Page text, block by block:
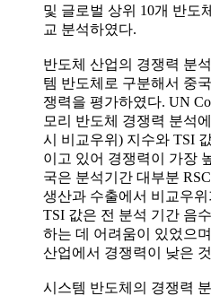
및 글로벌 상위 10개 반도
교 분석하였다.
반도체 산업의 경쟁력 분
템 반도체로 구분해서 중
쟁력을 평가하였다. UN
모리 반도체 경쟁력 분석
시 비교우위) 지수와 TSI
이고 있어 경쟁력이 가장
국은 분석기간 대부분
생산과 수출에서 비교우
TSI 값은 전 분석 기간 음
하는 데 어려움이 있었으
산업에서 경쟁력이 낮은
시스템 반도체의 경쟁력